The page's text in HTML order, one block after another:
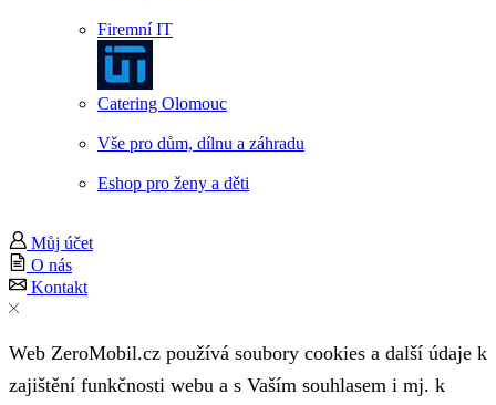
Firemní IT
Catering Olomouc
Vše pro dům, dílnu a záhradu
Eshop pro ženy a děti
Můj účet
O nás
Kontakt
Web ZeroMobil.cz používá soubory cookies a další údaje k
zajištění funkčnosti webu a s Vaším souhlasem i mj. k